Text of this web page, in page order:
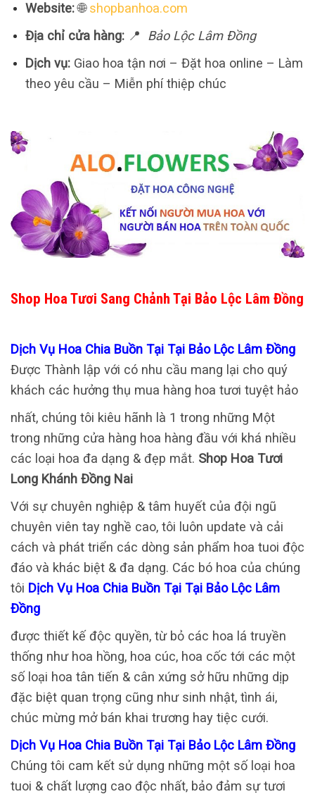
Website:🌐shopbanhoa.com
Địa chỉ cửa hàng:📍
Bảo Lộc Lâm Đồng
Dịch vụ:Giao hoa tận nơi – Đặt hoa online – Làm
theo yêu cầu – Miễn phí thiệp chúc
Shop Hoa Tươi Sang Chảnh Tại Bảo Lộc Lâm Đồng
Dịch Vụ Hoa Chia Buồn Tại Tại Bảo Lộc Lâm Đồng
Được Thành lập với có nhu cầu mang lại cho quý
khách các hưởng thụ mua hàng hoa tươi tuyệt hảo
nhất, chúng tôi kiêu hãnh là 1 trong những Một
trong những cửa hàng hoa hàng đầu với khá nhiều
các loại hoa đa dạng & đẹp mắt. Shop Hoa Tươi
Long Khánh Đồng Nai
Với sự chuyên nghiệp & tâm huyết của đội ngũ
chuyên viên tay nghề cao, tôi luôn update và cải
cách và phát triển các dòng sản phẩm hoa tuoi độc
đáo và khác biệt & đa dạng. Các bó hoa của chúng
tôi Dịch Vụ Hoa Chia Buồn Tại Tại Bảo Lộc Lâm
Đồng
được thiết kế độc quyền, từ bỏ các hoa lá truyền
thống như hoa hồng, hoa cúc, hoa cốc tới các một
số loại hoa tân tiến & cân xứng sở hữu những dịp
đặc biệt quan trọng cũng như sinh nhật, tình ái,
chúc mừng mở bán khai trương hay tiệc cưới.
Dịch Vụ Hoa Chia Buồn Tại Tại Bảo Lộc Lâm Đồng
Chúng tôi cam kết sử dụng những một số loại hoa
tuoi & chất lượng cao độc nhất, bảo đảm sự tươi